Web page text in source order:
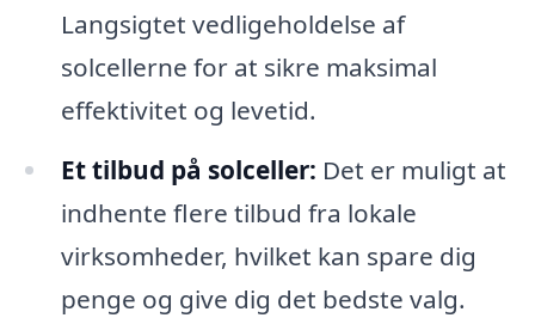
Langsigtet vedligeholdelse af
solcellerne for at sikre maksimal
effektivitet og levetid.
Et tilbud på solceller: Det er muligt at
indhente flere tilbud fra lokale
virksomheder, hvilket kan spare dig
penge og give dig det bedste valg.